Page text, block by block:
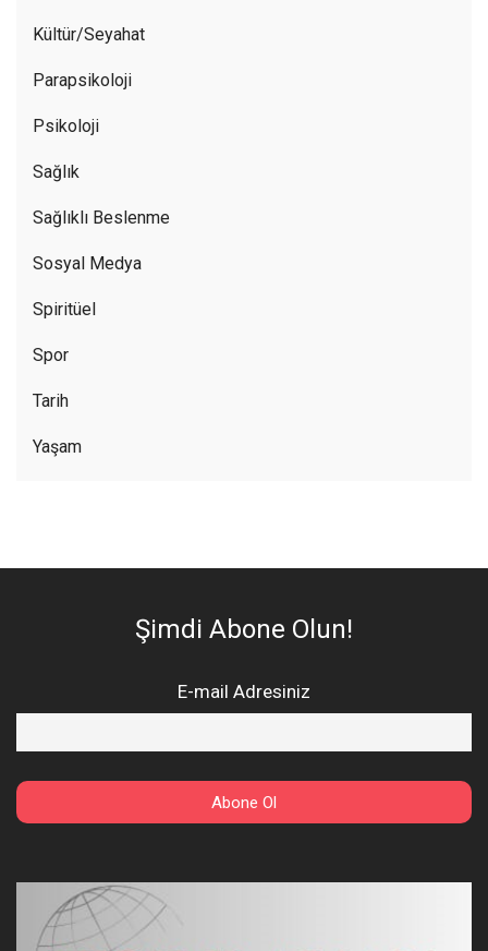
Kültür/Seyahat
Parapsikoloji
Psikoloji
Sağlık
Sağlıklı Beslenme
Sosyal Medya
Spiritüel
Spor
Tarih
Yaşam
Şimdi Abone Olun!
E-mail Adresiniz